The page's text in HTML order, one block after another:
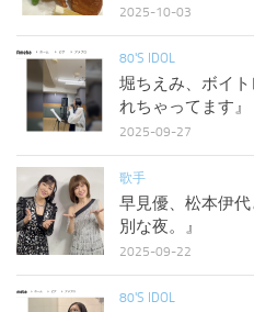
2025-10-03
80'S IDOL
堀ちえみ、ボイ
れちゃってます』
2025-09-27
歌手
早見優、松本伊
別な夜。』
2025-09-22
80'S IDOL